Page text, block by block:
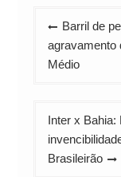
Navegação
de
Post
Barril de
agravamento
Médio
Inter x Bahia:
Brasileirão